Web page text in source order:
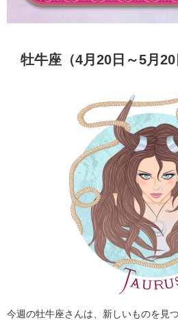
牡牛座（4月20日～5月20
今週の牡牛座さんは、新しいものを見